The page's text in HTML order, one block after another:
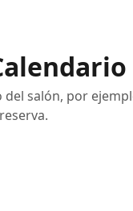
salón, por